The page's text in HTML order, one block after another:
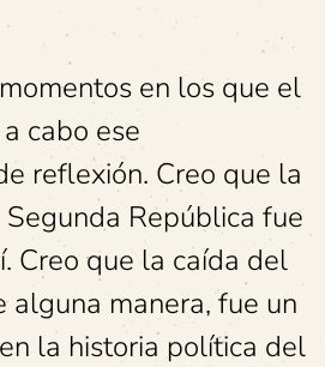
en los que el
cabo ese
reflexión. Creo que la
República fue
Creo que la caída del
alguna manera, fue un
la historia política del